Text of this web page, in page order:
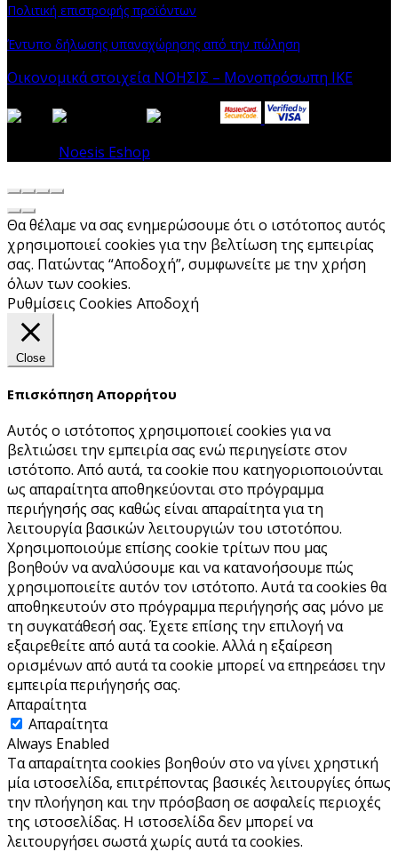
Πολιτική επιστροφής προϊόντων
Έντυπο δήλωσης υπαναχώρησης από την πώληση
Οικονομικά στοιχεία ΝΟΗΣΙΣ – Μονοπρόσωπη ΙΚΕ
Noesis Eshop
Θα θέλαμε να σας ενημερώσουμε ότι ο ιστότοπος αυτός
χρησιμοποιεί cookies για την βελτίωση της εμπειρίας
σας. Πατώντας “Αποδοχή”, συμφωνείτε με την χρήση
όλων των cookies.
Ρυθμίσεις Cookies Αποδοχή
Close
Επισκόπηση Απορρήτου
Αυτός ο ιστότοπος χρησιμοποιεί cookies για να
βελτιώσει την εμπειρία σας ενώ περιηγείστε στον
ιστότοπο. Από αυτά, τα cookie που κατηγοριοποιούνται
ως απαραίτητα αποθηκεύονται στο πρόγραμμα
περιήγησής σας καθώς είναι απαραίτητα για τη
λειτουργία βασικών λειτουργιών του ιστoτόπου.
Χρησιμοποιούμε επίσης cookie τρίτων που μας
βοηθούν να αναλύσουμε και να κατανοήσουμε πώς
χρησιμοποιείτε αυτόν τον ιστότοπο. Αυτά τα cookies θα
αποθηκευτούν στο πρόγραμμα περιήγησής σας μόνο με
τη συγκατάθεσή σας. Έχετε επίσης την επιλογή να
εξαιρεθείτε από αυτά τα cookie. Αλλά η εξαίρεση
ορισμένων από αυτά τα cookie μπορεί να επηρεάσει την
εμπειρία περιήγησής σας.
Απαραίτητα
Απαραίτητα
Always Enabled
Τα απαραίτητα cookies βοηθούν στο να γίνει χρηστική
μία ιστοσελίδα, επιτρέποντας βασικές λειτουργίες όπως
την πλοήγηση και την πρόσβαση σε ασφαλείς περιοχές
της ιστοσελίδας. Η ιστοσελίδα δεν μπορεί να
λειτουργήσει σωστά χωρίς αυτά τα cookies.